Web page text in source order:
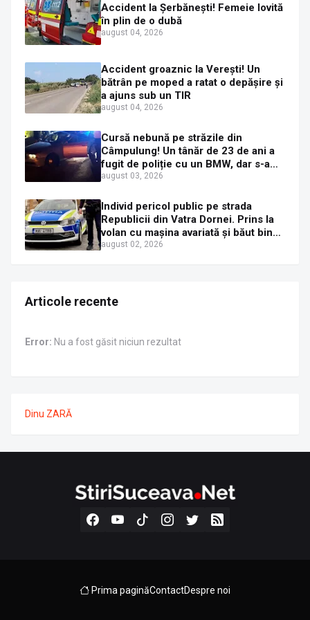
Accident la Șerbănești! Femeie lovită
în plin de o dubă
august 04, 2026
Accident groaznic la Verești! Un
bătrân pe moped a ratat o depășire și
a ajuns sub un TIR
august 04, 2026
Cursă nebună pe străzile din
Câmpulung! Un tânăr de 23 de ani a
fugit de poliție cu un BMW, dar s-a
oprit într-un gard de pe strada
august 03, 2026
Individ pericol public pe strada
Republicii din Vatra Dornei. Prins la
volan cu mașina avariată și băut bine,
în plină zi
august 02, 2026
Articole recente
Error: Nu a fost găsit niciun rezultat
Dinu ZARĂ
Prima paginăContactDespre noi